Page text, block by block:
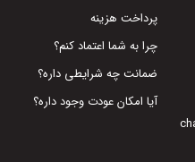
پرداخت هزینه
چرا به شما اعتماد کنم؟
ضمانت چه شرایطی داره؟
آیا امکان عودت وجود داره؟